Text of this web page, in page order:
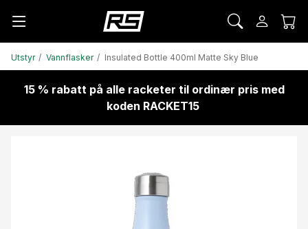
Utstyr Vannflasker Insulated Bottle 400ml Matte Sky Blue
15 % rabatt på alle racketer til ordinær pris med
koden RACKET15